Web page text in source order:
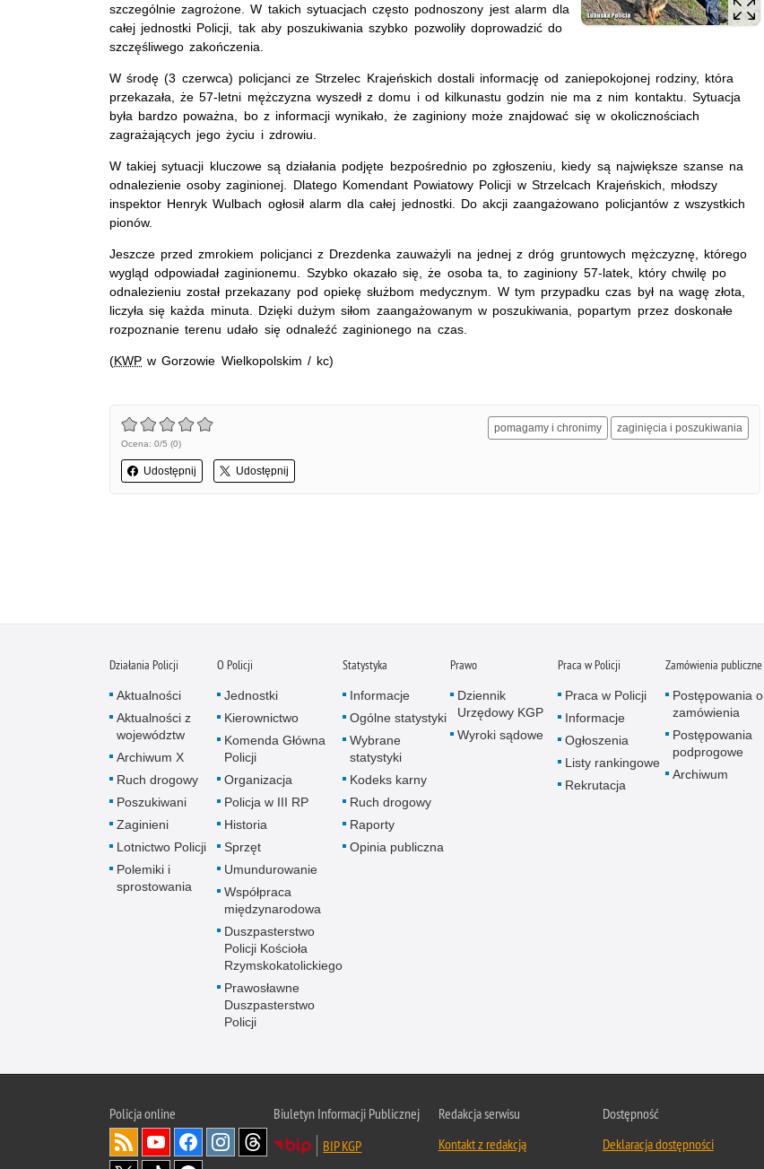
szczególnie zagrożone. W takich sytuacjach często podnoszony jest alarm dla
całej jednostki Policji, tak aby poszukiwania szybko pozwoliły doprowadzić do
szczęśliwego zakończenia.
W środę (3 czerwca) policjanci ze Strzelec Krajeńskich dostali informację od zaniepokojonej rodziny, która
przekazała, że 57-letni mężczyzna wyszedł z domu i od kilkunastu godzin nie ma z nim kontaktu. Sytuacja
była bardzo poważna, bo z informacji wynikało, że zaginiony może znajdować się w okolicznościach
zagrażających jego życiu i zdrowiu.
W takiej sytuacji kluczowe są działania podjęte bezpośrednio po zgłoszeniu, kiedy są największe szanse na
odnalezienie osoby zaginionej. Dlatego Komendant Powiatowy Policji w Strzelcach Krajeńskich, młodszy
inspektor Henryk Wulbach ogłosił alarm dla całej jednostki. Do akcji zaangażowano policjantów z wszystkich
pionów.
Jeszcze przed zmrokiem policjanci z Drezdenka zauważyli na jednej z dróg gruntowych mężczyznę, którego
wygląd odpowiadał zaginionemu. Szybko okazało się, że osoba ta, to zaginiony 57-latek, który chwilę po
odnalezieniu został przekazany pod opiekę służbom medycznym. W tym przypadku czas był na wagę złota,
liczyła się każda minuta. Dzięki dużym siłom zaangażowanym w poszukiwania, popartym przez doskonałe
rozpoznanie terenu udało się odnaleźć zaginionego na czas.
(KWP w Gorzowie Wielkopolskim / kc)
Ocena: 0/5 (0)
Udostępnij Udostępnij
pomagamy i chronimy zaginięcia i poszukiwania
Działania Policji
Aktualności
Aktualności z
województw
Archiwum X
Ruch drogowy
Poszukiwani
Zaginieni
Lotnictwo Policji
Polemiki i
sprostowania
O Policji
Jednostki
Kierownictwo
Komenda Główna
Policji
Organizacja
Policja w III RP
Historia
Sprzęt
Umundurowanie
Współpraca
międzynarodowa
Duszpasterstwo
Policji Kościoła
Rzymskokatolickiego
Prawosławne
Duszpasterstwo
Policji
Statystyka
Informacje
Ogólne statystyki
Wybrane
statystyki
Kodeks karny
Ruch drogowy
Raporty
Opinia publiczna
Prawo
Dziennik
Urzędowy KGP
Wyroki sądowe
Praca w Policji
Praca w Policji
Informacje
Ogłoszenia
Listy rankingowe
Rekrutacja
Zamówienia publiczne
Postępowania o
zamówienia
Postępowania
podprogowe
Archiwum
Policjaonline
Biuletyn Informacji Publicznej
BIP KGP
Redakcja serwisu
Kontakt z redakcją
Dostępność
Deklaracja dostępności